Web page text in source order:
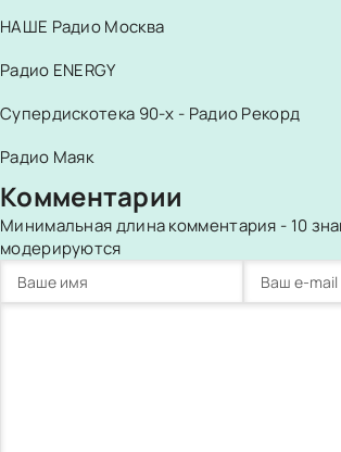
НАШЕ Радио Москва
Радио ENERGY
Супердискотека 90-х - Радио Рекорд
Радио Маяк
Комментарии
Минимальная длина комментария - 10
модерируются